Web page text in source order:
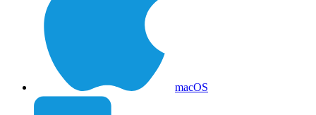
macOS